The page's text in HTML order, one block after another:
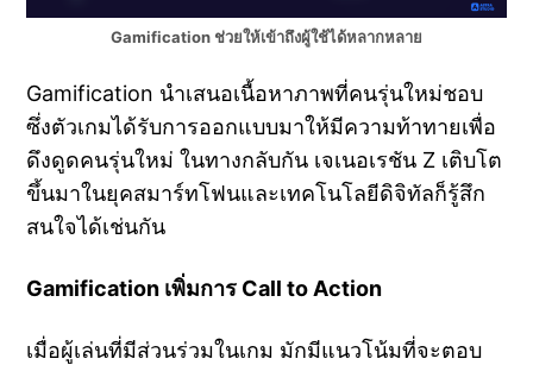
Gamification ช่วยให้เข้าถึงผู้ใช้ได้หลากหลาย
Gamification นำเสนอเนื้อหาภาพที่คนรุ่นใหม่ชอบ
ซึ่งตัวเกมได้รับการออกแบบมาให้มีความท้าทายเพื่อ
ดึงดูดคนรุ่นใหม่ ในทางกลับกัน เจเนอเรชัน Z เติบโต
ขึ้นมาในยุคสมาร์ทโฟนและเทคโนโลยีดิจิทัลก็รู้สึก
สนใจได้เช่นกัน
Gamification เพิ่มการ Call to Action
เมื่อผู้เล่นที่มีส่วนร่วมในเกม มักมีแนวโน้มที่จะตอบ